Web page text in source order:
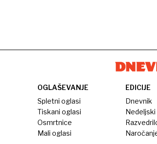
OGLAŠEVANJE
Spletni oglasi
Tiskani oglasi
Osmrtnice
Mali oglasi
EDICIJE
Dnevnik
Nedeljski